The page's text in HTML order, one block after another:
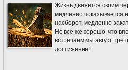
Жизнь движется своим
медленно показывается
наоборот, медленно
Но все же хорошо, что
встречаем мы август
достижение!